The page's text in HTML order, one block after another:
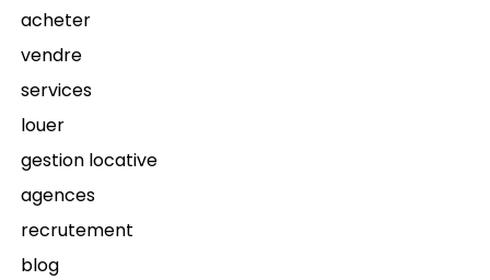
acheter
vendre
services
louer
gestion locative
agences
recrutement
blog